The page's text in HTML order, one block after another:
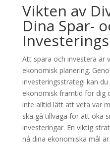
Vikten av
Dina Spar-
Att spara och investera är
ekonomisk planering.
investeringsstrategi kan
ekonomisk framtid för dig
inte alltid lätt att veta var
ska gå tillväga för att öka
investeringar. En viktig
nå dina ekonomiska mål